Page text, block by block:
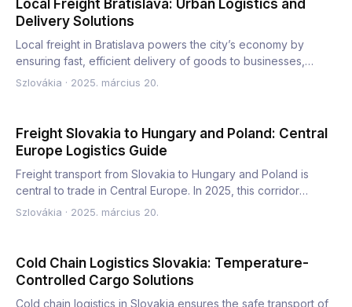
Local Freight Bratislava: Urban Logistics and
Delivery Solutions
Local freight in Bratislava powers the city’s economy by
ensuring fast, efficient delivery of goods to businesses,
retai…
Szlovákia · 2025. március 20.
Freight Slovakia to Hungary and Poland: Central
Europe Logistics Guide
Freight transport from Slovakia to Hungary and Poland is
central to trade in Central Europe. In 2025, this corridor
supp…
Szlovákia · 2025. március 20.
Cold Chain Logistics Slovakia: Temperature-
Controlled Cargo Solutions
Cold chain logistics in Slovakia ensures the safe transport of